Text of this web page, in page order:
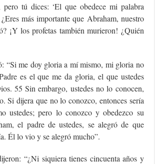
pero tú dices: ‘El que obedece mi palabra
más importante que Abraham, nuestro
¡Y los profetas también murieron! ¿Quién
“Si me doy gloria a mí mismo, mi gloria no
es el que me da gloria, el que ustedes
55 Sin embargo, ustedes no lo conocen,
Si dijera que no lo conozco, entonces sería
ustedes; pero lo conozco y obedezco su
el padre de ustedes, se alegró de que
Él lo vio y se alegró mucho”.
“¿Ni siquiera tienes cincuenta años y